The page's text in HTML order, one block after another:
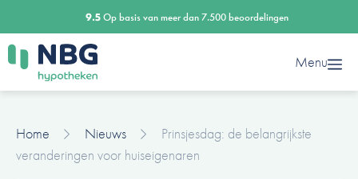
naar
de
inhoud
9.5Op basis van meer dan 7.500 beoordelingen
Menu
Home Nieuws
Prinsjesdag: de belangrijkste
veranderingen voor huiseigenaren